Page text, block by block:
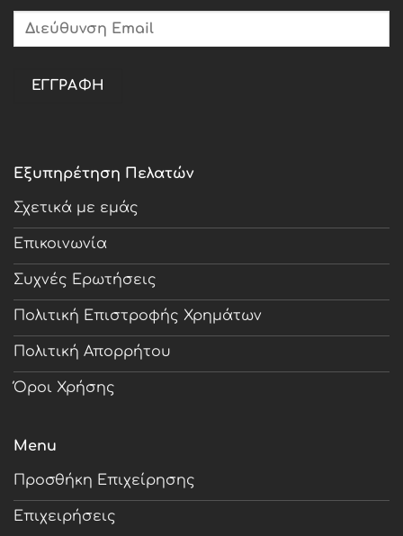
Εξυπηρέτηση Πελατών
Σχετικά με εμάς
Επικοινωνία
Συχνές Ερωτήσεις
Πολιτική Επιστροφής Χρημάτων
Πολιτική Απορρήτου
Όροι Χρήσης
Menu
Προσθήκη Επιχείρησης
Επιχειρήσεις